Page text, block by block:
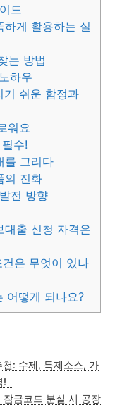
드
게 활용하는 실
는 방법
하우
기 쉬운 함정과
워요
수!
를 그리다
의 진화
전 방향
대출 신청 자격은
은 무엇이 있나
어떻게 되나요?
: 수제, 특제소스, 가
!
금코드 분실 시 공장